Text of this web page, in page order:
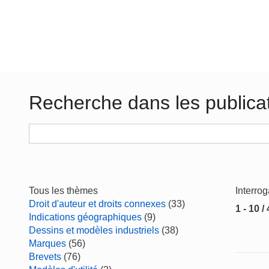
Recherche dans les
Tous les thèmes
Droit d'auteur et droits connexes (33)
Indications géographiques (9)
Dessins et modèles industriels (38)
Marques (56)
Brevets (76)
1 - 10 /